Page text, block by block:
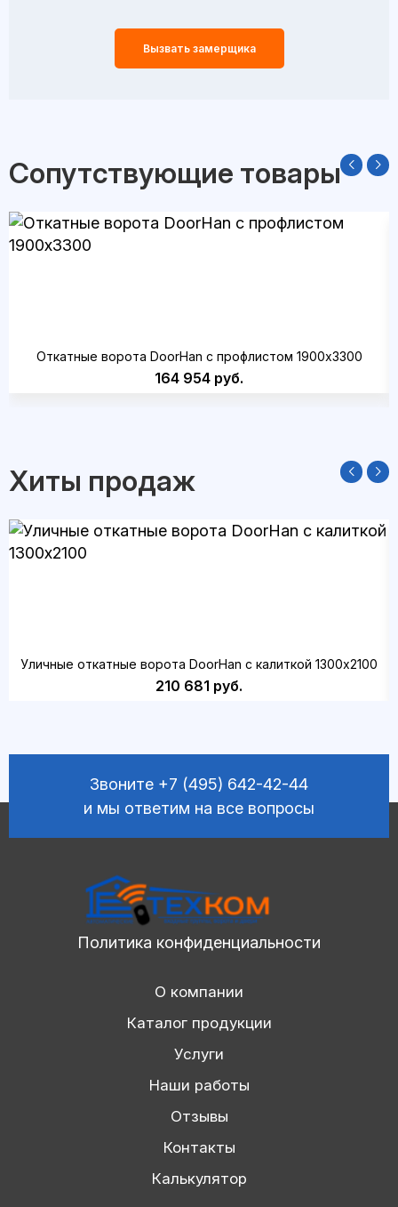
Вызвать замерщика
Сопутствующие товары
Откатные ворота DoorHan с профлистом 1900x3300
164 954 руб.
Хиты продаж
Уличные откатные ворота DoorHan с калиткой 1300х2100
210 681 руб.
Звоните +7 (495) 642-42-44
и мы ответим на все вопросы
Политика конфиденциальности
О компании
Каталог продукции
Услуги
Наши работы
Отзывы
Контакты
Калькулятор